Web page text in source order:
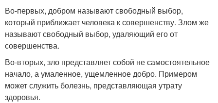
Во-первых, добром называют свободный выбор,
который приближает человека к совершенству. Злом же
называют свободный выбор, удаляющий его от
совершенства.
Во-вторых, зло представляет собой не самостоятельное
начало, а умаленное, ущемленное добро. Примером
может служить болезнь, представляющая утрату
здоровья.